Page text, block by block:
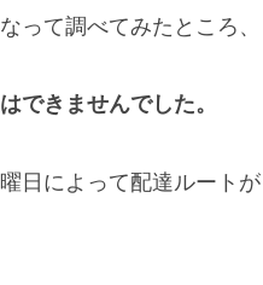
って調べてみたところ、
できませんでした。
日によって配達ルートが